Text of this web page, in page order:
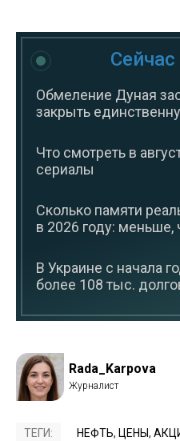
Обмеление Дуная
закрыть
Что смотреть в
сериалы
Сколько памяти
в 2026 году:
В Украине с начала
более 108 тыс.
Rada_Karpova
ТЕГИ: НЕФТЬ, ЦЕНЫ,